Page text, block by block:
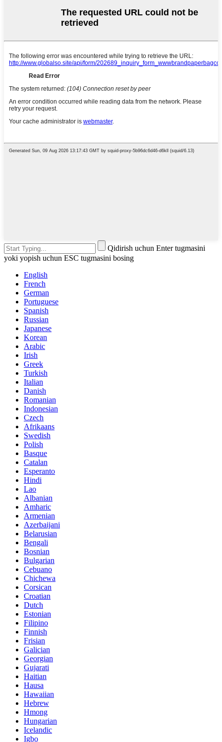
Qidirish uchun Enter tugmasini
yoki yopish uchun ESC tugmasini bosing
English
French
German
Portuguese
Spanish
Russian
Japanese
Korean
Arabic
Irish
Greek
Turkish
Italian
Danish
Romanian
Indonesian
Czech
Afrikaans
Swedish
Polish
Basque
Catalan
Esperanto
Hindi
Lao
Albanian
Amharic
Armenian
Azerbaijani
Belarusian
Bengali
Bosnian
Bulgarian
Cebuano
Chichewa
Corsican
Croatian
Dutch
Estonian
Filipino
Finnish
Frisian
Galician
Georgian
Gujarati
Haitian
Hausa
Hawaiian
Hebrew
Hmong
Hungarian
Icelandic
Igbo